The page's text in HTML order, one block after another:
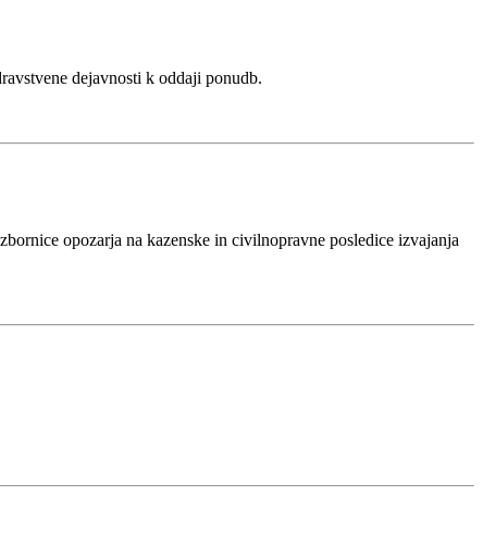
dejavnosti k oddaji ponudb.
opozarja na kazenske in civilnopravne posledice izvajanja